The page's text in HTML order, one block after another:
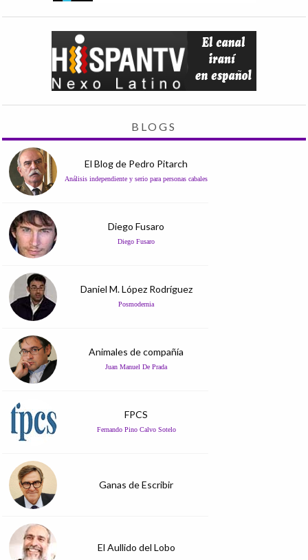
BLOGS
El Blog de Pedro Pitarch
Análisis independiente y serio para personas cabales
Diego Fusaro
Diego Fusaro
Daniel M. López Rodríguez
Posmodernia
Animales de compañía
Juan Manuel De Prada
FPCS
Fernando Pino Calvo Sotelo
Ganas de Escribir
El Aullido del Lobo